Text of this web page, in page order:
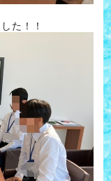
た！！